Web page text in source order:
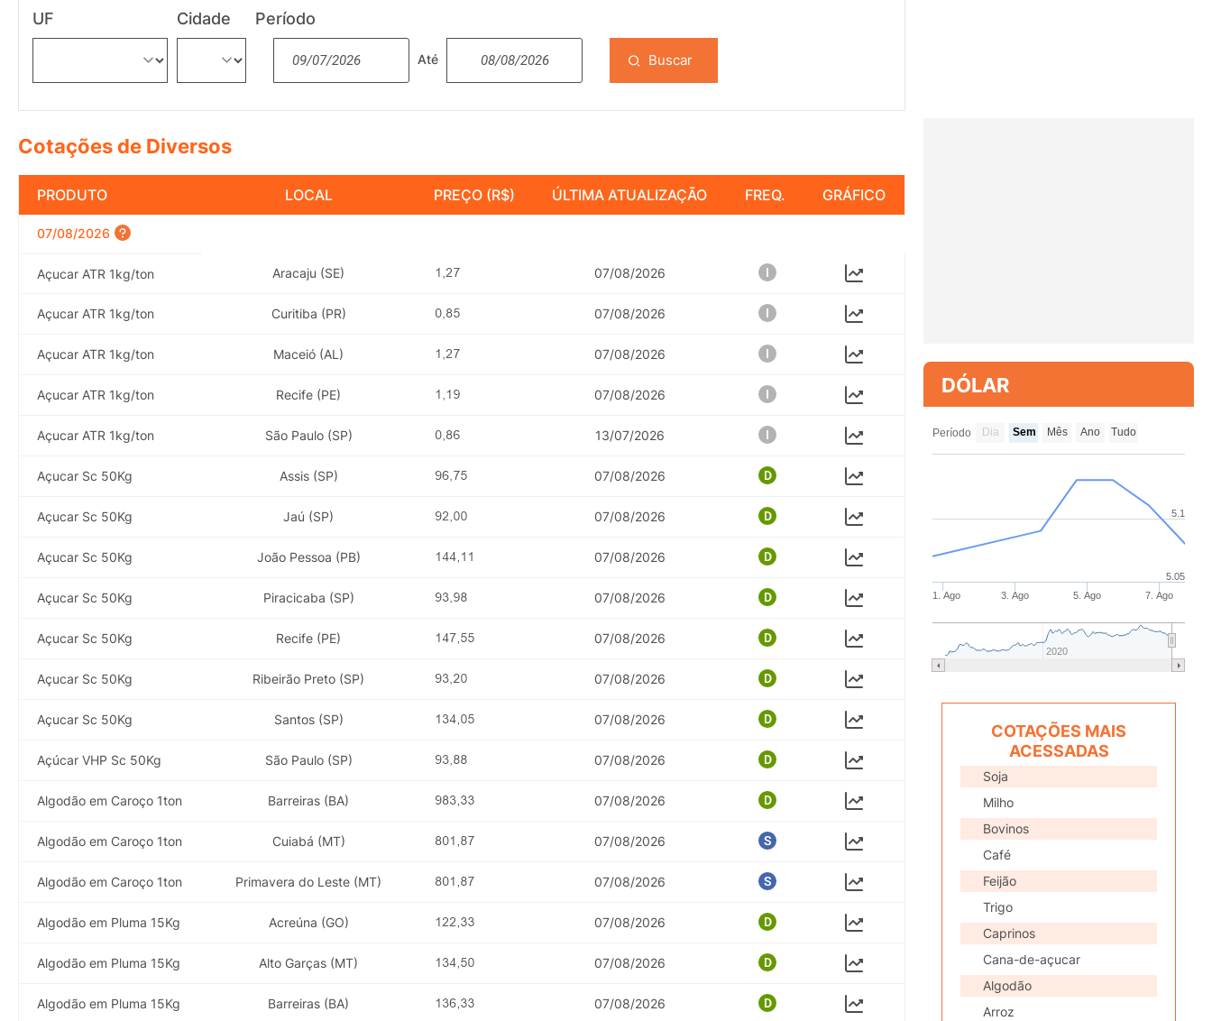
UF Cidade Período
Até Buscar
Cotações de Diversos
PRODUTO LOCAL PREÇO (R$) ÚLTIMA ATUALIZAÇÃO FREQ. GRÁFICO
07/08/2026
Açucar ATR 1kg/ton Aracaju (SE) 07/08/2026
Açucar ATR 1kg/ton Curitiba (PR) 07/08/2026
Açucar ATR 1kg/ton Maceió (AL) 07/08/2026
Açucar ATR 1kg/ton Recife (PE) 07/08/2026
Açucar ATR 1kg/ton São Paulo (SP) 13/07/2026
Açucar Sc 50Kg Assis (SP) 07/08/2026
Açucar Sc 50Kg Jaú (SP) 07/08/2026
Açucar Sc 50Kg João Pessoa (PB) 07/08/2026
Açucar Sc 50Kg Piracicaba (SP) 07/08/2026
Açucar Sc 50Kg Recife (PE) 07/08/2026
Açucar Sc 50Kg Ribeirão Preto (SP) 07/08/2026
Açucar Sc 50Kg Santos (SP) 07/08/2026
Açúcar VHP Sc 50Kg São Paulo (SP) 07/08/2026
Algodão em Caroço 1ton Barreiras (BA) 07/08/2026
Algodão em Caroço 1ton Cuiabá (MT) 07/08/2026
Algodão em Caroço 1ton Primavera do Leste (MT) 07/08/2026
Algodão em Pluma 15Kg Acreúna (GO) 07/08/2026
Algodão em Pluma 15Kg Alto Garças (MT) 07/08/2026
Algodão em Pluma 15Kg Barreiras (BA) 07/08/2026
DÓLAR
Período Dia Sem Mês Ano Tudo
1. Ago 3. Ago 5. Ago 7. Ago
2020
5.05
5.1
COTAÇÕES MAIS
ACESSADAS
Soja
Milho
Bovinos
Café
Feijão
Trigo
Caprinos
Cana-de-açucar
Algodão
Arroz